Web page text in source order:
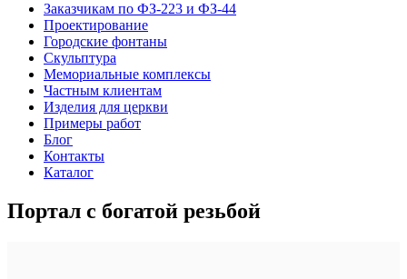
Заказчикам по ФЗ-223 и ФЗ-44
Проектирование
Городские фонтаны
Скульптура
Мемориальные комплексы
Частным клиентам
Изделия для церкви
Примеры работ
Блог
Контакты
Каталог
Портал с богатой резьбой